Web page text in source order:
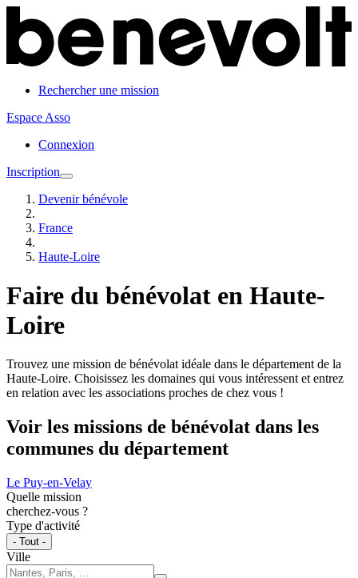
Rechercher une mission
Espace Asso
Connexion
Inscription
Devenir bénévole
France
Haute-Loire
Faire du bénévolat en Haute-
Loire
Trouvez une mission de bénévolat idéale dans le département de la
Haute-Loire. Choisissez les domaines qui vous intéressent et entrez
en relation avec les associations proches de chez vous !
Voir les missions de bénévolat dans les
communes du département
Le Puy-en-Velay
Quelle mission
cherchez-vous ?
Type d'activité
- Tout -
Ville